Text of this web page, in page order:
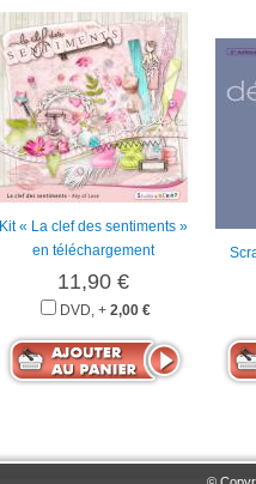
Kit « La clef des sentiments »
en téléchargement
11,90 €
DVD, + 2,00 €